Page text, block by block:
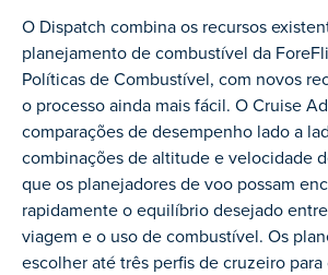
O Dispatch combina os recursos
planejamento de combustível da
Políticas de Combustível, com novos
o processo ainda mais fácil. O Cruise
comparações de desempenho lado a
combinações de altitude e velocidade
que os planejadores de voo possam
rapidamente o equilíbrio desejado
viagem e o uso de combustível. Os
escolher até três perfis de cruzeiro para